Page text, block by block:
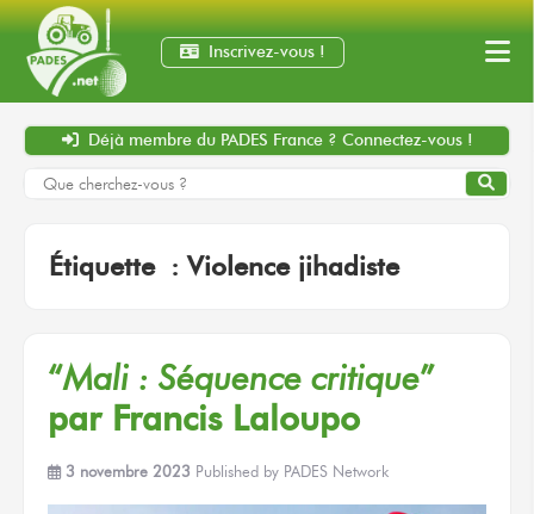
Inscrivez-vous !
Déjà membre du PADES France ? Connectez-vous !
Étiquette :Violence jihadiste
“Mali : Séquence critique”
par Francis Laloupo
3 novembre 2023 Published by PADES Network